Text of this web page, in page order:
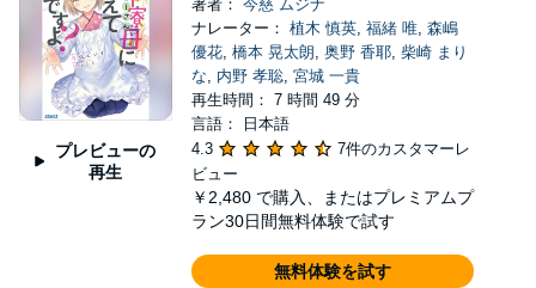
プレビューの
再生
著者： 今慈 ムジナ
ナレーター： 植木 慎英, 福緒 唯, 森嶋
優花, 橋本 晃太朗, 奥野 香耶, 柴崎 まり
な, 内野 孝聡, 宮城 一貴
再生時間： 7 時間 49 分
言語： 日本語
4.3
7件のカスタマーレ
ビュー
￥2,480 で購入、またはプレミアムプ
ラン30日間無料体験で試す
無料体験を試す